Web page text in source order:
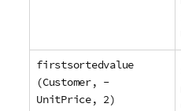
firstsortedvalue
(Customer, -
UnitPrice, 2)